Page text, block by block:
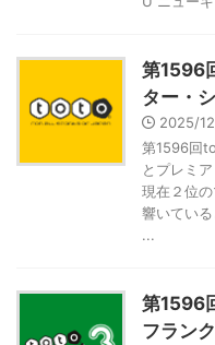
第1596
ター・
2025/
第1596回
とプレミ
現在２位
響いてい
...
第
フラン